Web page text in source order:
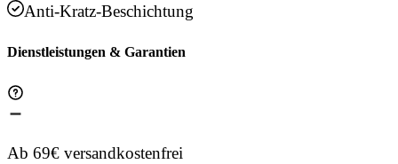
Anti-Kratz-Beschichtung
Dienstleistungen & Garantien
Ab 69€ versandkostenfrei